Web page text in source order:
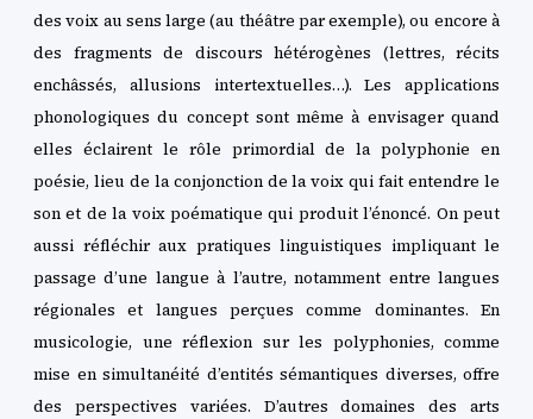
des voix au sens large (au théâtre par exemple), ou encore à
des fragments de discours hétérogènes (lettres, récits
enchâssés, allusions intertextuelles…). Les applications
phonologiques du concept sont même à envisager quand
elles éclairent le rôle primordial de la polyphonie en
poésie, lieu de la conjonction de la voix qui fait entendre le
son et de la voix poématique qui produit l’énoncé. On peut
aussi réfléchir aux pratiques linguistiques impliquant le
passage d’une langue à l’autre, notamment entre langues
régionales et langues perçues comme dominantes. En
musicologie, une réflexion sur les polyphonies, comme
mise en simultanéité d’entités sémantiques diverses, offre
des perspectives variées. D’autres domaines des arts